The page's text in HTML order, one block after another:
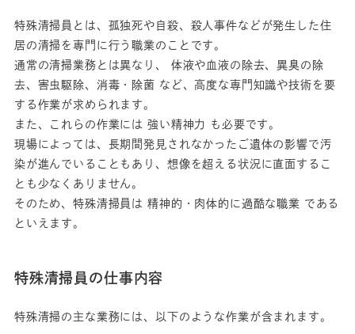
特殊清掃員とは、孤独死や自殺、殺人事件などが発生した住
居の清掃を専門に行う職業のことです。
通常の清掃業務とは異なり、 体液や血液の除去、異臭の除
去、害虫駆除、消毒・除菌 など、高度な専門知識や技術を要
する作業が求められます。
また、これらの作業には 強い精神力 も必要です。
現場によっては、長期間発見されなかったご遺体の影響で汚
染が進んでいることもあり、想像を超える状況に直面するこ
とも少なくありません。
そのため、特殊清掃員は 精神的・肉体的に過酷な職業 である
といえます。
特殊清掃員の仕事内容
特殊清掃の主な業務には、以下のような作業が含まれます。